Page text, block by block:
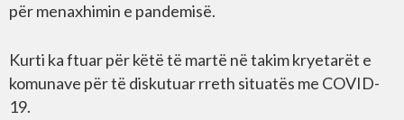
për menaxhimin e pandemisë.
Kurti ka ftuar për këtë të martë në takim kryetarët e
komunave për të diskutuar rreth situatës me COVID-
19.